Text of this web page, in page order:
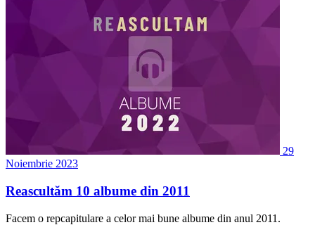
29
Noiembrie 2023
Reascultăm 10 albume din 2011
Facem o repcapitulare a celor mai bune albume din anul 2011.